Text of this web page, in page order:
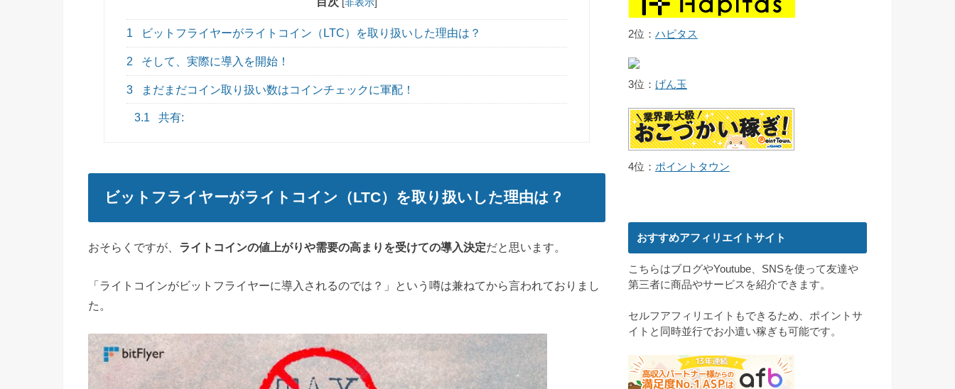
1 ビットフライヤーがライトコイン（LTC）を取り扱いした理由は？
2 そして、実際に導入を開始！
3 まだまだコイン取り扱い数はコインチェックに軍配！
3.1 共有:
ビットフライヤーがライトコイン（LTC）を取り扱いした理由は？
おそらくですが、 ライトコインの値上がりや需要の高まりを受けての導入決定だと思います。
「ライトコインがビットフライヤーに導入されるのでは？」という噂は兼ねてから言われておりまし
た。
2位： ハピタス
3位： げん玉
4位： ポイントタウン
おすすめアフィリエイトサイト
こちらはブログやYoutube、SNSを使って友達や
第三者に商品やサービスを紹介できます。
セルフアフィリエイトもできるため、ポイントサ
イトと同時並行でお小遣い稼ぎも可能です。